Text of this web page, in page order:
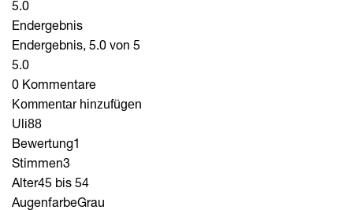
5.0
Endergebnis
Endergebnis, 5.0 von 5
5.0
0 Kommentare
Kommentar hinzufügen
Uli88
Bewertung1
Stimmen3
Alter45 bis 54
AugenfarbeGrau